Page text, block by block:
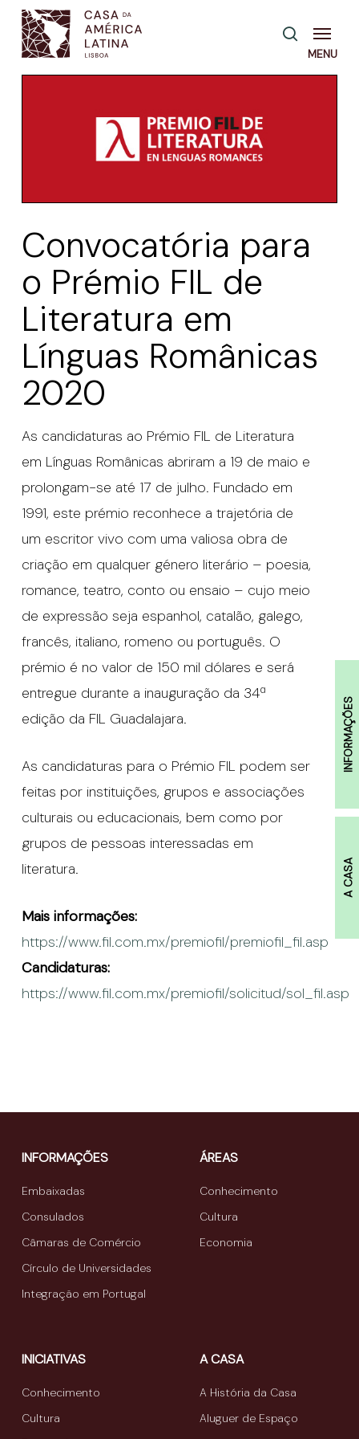
Skip
main
INFORMAÇÕES
A CASA
pesquisa
Menu
Convocatória para
o Prémio FIL de
Literatura em
Línguas Românicas
2020
As candidaturas ao Prémio FIL de Literatura
em Línguas Românicas abriram a 19 de maio e
prolongam-se até 17 de julho. Fundado em
1991, este prémio reconhece a trajetória de
um escritor vivo com uma valiosa obra de
criação em qualquer género literário – poesia,
romance, teatro, conto ou ensaio – cujo meio
de expressão seja espanhol, catalão, galego,
francês, italiano, romeno ou português. O
prémio é no valor de 150 mil dólares e será
entregue durante a inauguração da 34ª
edição da FIL Guadalajara.
As candidaturas para o Prémio FIL podem ser
feitas por instituições, grupos e associações
culturais ou educacionais, bem como por
grupos de pessoas interessadas em
literatura.
Mais informações:
https://www.fil.com.mx/premiofil/premiofil_fil.asp
Candidaturas:
https://www.fil.com.mx/premiofil/solicitud/sol_fil.asp
INFORMAÇÕES
Embaixadas
Consulados
Câmaras de Comércio
Círculo de Universidades
Integração em Portugal
ÁREAS
Conhecimento
Cultura
Economia
INICIATIVAS
Conhecimento
Cultura
A CASA
A História da Casa
Aluguer de Espaço